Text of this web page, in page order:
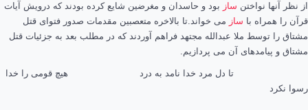
از نظر آنها نواختن ساز بود و حاسدان و مغرضین شایع کرده بودند که درویش آیات
قرآن را همراه با ساز می خواند.تا بالاخره متعصبین مقدمات صدور فتوای قتل
مشتاق را توسط ملا عبدالله مجتهد فراهم آوردند که در مطلب بعد به جزئیات قتل
مشتاق و پیامدهای آن می پردازیم.
تا دل مرد خدا نامد به درد هیچ قومی را خدا
رسوا نکرد